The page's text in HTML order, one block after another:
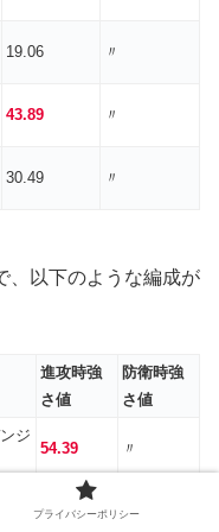
19.06 〃
43.89 〃
30.49 〃
、以下のような編成が
進攻時強
さ値
防衛時強
さ値
ジ
54.39 〃
40.18 〃
プライバシーポリシー